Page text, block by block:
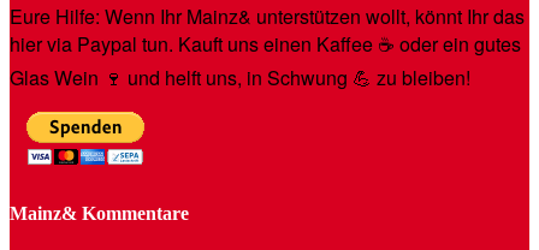
Eure Hilfe: Wenn Ihr Mainz& unterstützen wollt, könnt Ihr das
hier via Paypal tun. Kauft uns einen Kaffee ☕️ oder ein gutes
Glas Wein 🍷 und helft uns, in Schwung 💪 zu bleiben!
Mainz& Kommentare